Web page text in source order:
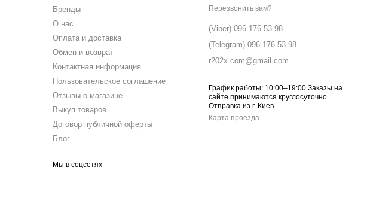
Бренды
О нас
Оплата и доставка
Обмен и возврат
Контактная информация
Пользовательское соглашение
Отзывы о магазине
Выкуп товаров
Договор публичной оферты
Блог
Мы в соцсетях
Перезвонить вам?
(Viber) 096 176-53-98
(Telegram) 096 176-53-98
r202x.com@gmail.com
График работы: 10:00–19:00 Заказы на
сайте принимаются круглосуточно
Отправка из г. Киев
Карта проезда